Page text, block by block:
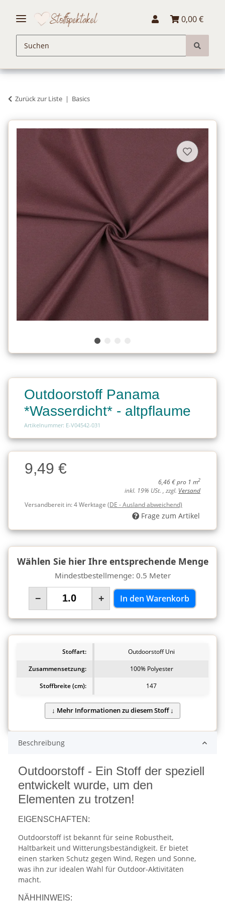
0,00 €
Zurück zur Liste Basics
Outdoorstoff Panama
*Wasserdicht* - altpflaume
Artikelnummer: E-V04542-031
Charge
Charge9,49 €
6,46 € pro 1 m2
inkl. 19% USt. , zzgl. Versand
Versandbereit in:4 Werktage (DE - Ausland abweichend)
Frage zum Artikel
Wählen Sie hier Ihre entsprechende Menge
Mindestbestellmenge: 0.5 Meter
− + In den Warenkorb
Stoffart:
Outdoorstoff Uni
Zusammensetzung:
100% Polyester
Stoffbreite (cm):
147
Beschreibung
Outdoorstoff - Ein Stoff der speziell
entwickelt wurde, um den
Elementen zu trotzen!
EIGENSCHAFTEN:
Outdoorstoff ist bekannt für seine Robustheit,
Haltbarkeit und Witterungsbeständigkeit. Er bietet
einen starken Schutz gegen Wind, Regen und Sonne,
was ihn zur idealen Wahl für Outdoor-Aktivitäten
macht.
NÄHHINWEIS: